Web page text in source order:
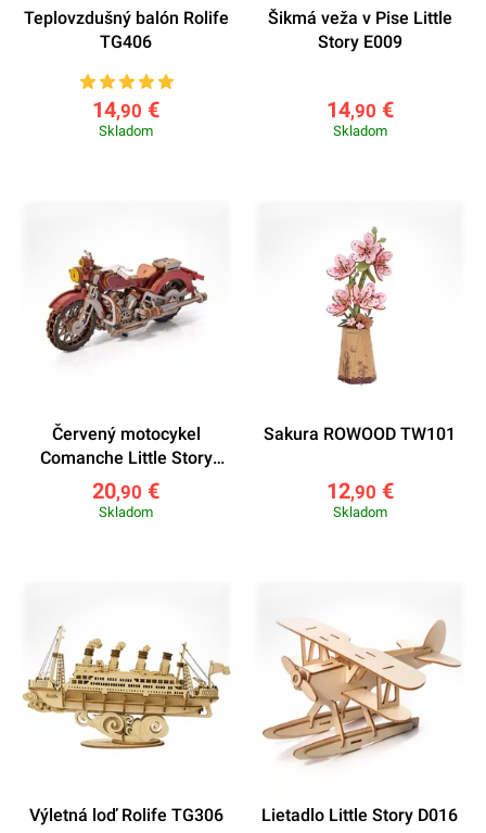
Teplovzdušný balón Rolife
TG406
14,90 €
Skladom
Šikmá veža v Pise Little
Story E009
14,90 €
Skladom
Červený motocykel
Comanche Little Story
E023R
20,90 €
Skladom
Sakura ROWOOD TW101
12,90 €
Skladom
Výletná loď Rolife TG306 Lietadlo Little Story D016